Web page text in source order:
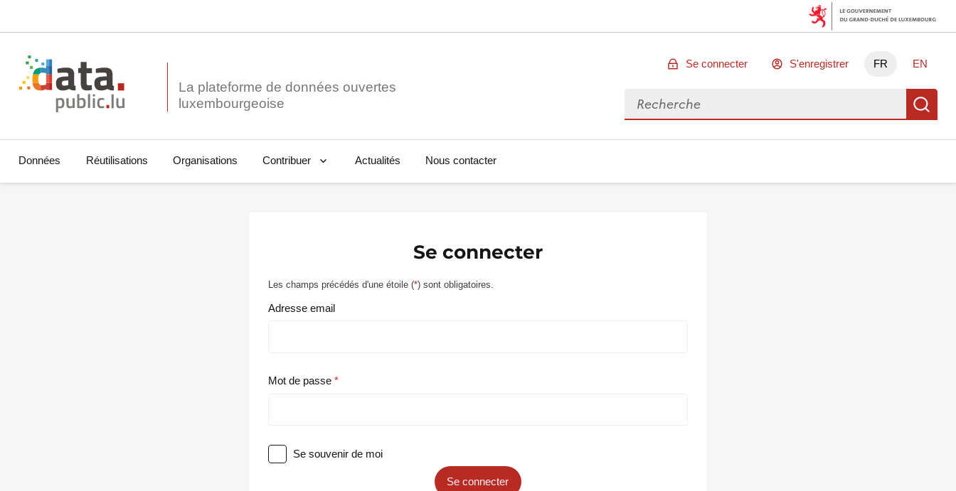
La plateforme de données ouvertes
Se connecter S'enregistrer FR EN
Rechercher des données
Données Réutilisations Organisations Contribuer Actualités Nous contacter
Se connecter
Les champs précédés d'une étoile (*) sont obligatoires.
Adresse email
Mot de passe
Se souvenir de moi
Se connecter